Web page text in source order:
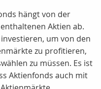
hängt von der
Aktien ab.
um von den
zu profitieren,
zu müssen. Es ist
Aktienfonds auch mit